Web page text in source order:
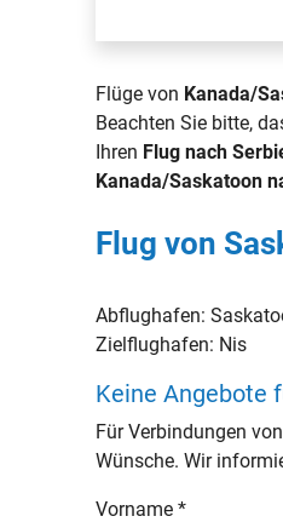
Flüge von Kanada/
Beachten Sie bitte,
Ihren Flug nach
Kanada/Saskatoon
Flug von
Abflughafen:
Zielflughafen: Nis
Keine Angebote
Für Verbindungen
Wünsche. Wir
Vorname *